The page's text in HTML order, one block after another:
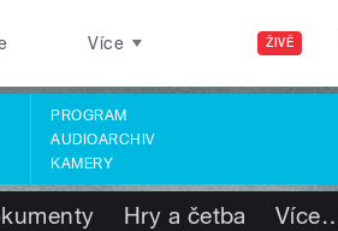
ŽIVĚ
Více
PROGRAM
AUDIOARCHIV
KAMERY
Hry a četba Více